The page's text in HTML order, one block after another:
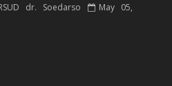
dr. Soedarso
May 05,